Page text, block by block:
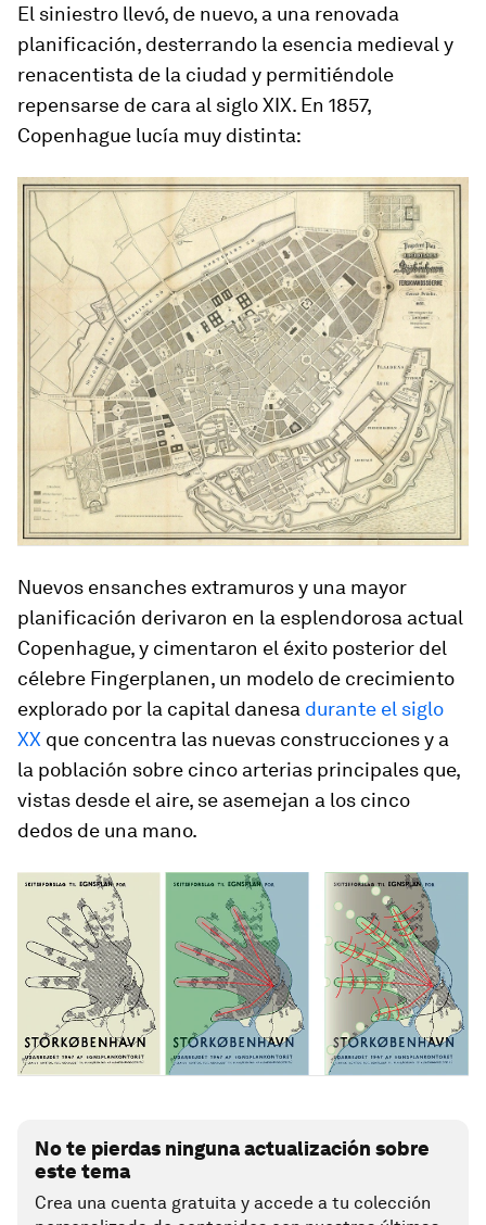
El siniestro llevó, de nuevo, a una renovada
planificación, desterrando la esencia medieval y
renacentista de la ciudad y permitiéndole
repensarse de cara al siglo XIX. En 1857,
Copenhague lucía muy distinta:
Nuevos ensanches extramuros y una mayor
planificación derivaron en la esplendorosa actual
Copenhague, y cimentaron el éxito posterior del
célebre Fingerplanen, un modelo de crecimiento
explorado por la capital danesa durante el siglo
XX que concentra las nuevas construcciones y a
la población sobre cinco arterias principales que,
vistas desde el aire, se asemejan a los cinco
dedos de una mano.
No te pierdas ninguna actualización sobre
este tema
Crea una cuenta gratuita y accede a tu colección